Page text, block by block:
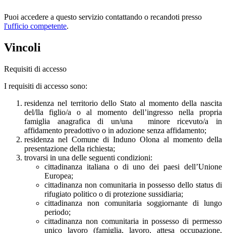
Puoi accedere a questo servizio contattando o recandoti presso
l'ufficio competente.
Vincoli
Requisiti di accesso
I requisiti di accesso sono:
residenza nel territorio dello Stato al momento della nascita
del/lla figlio/a o al momento dell’ingresso nella propria
famiglia anagrafica di un/una minore ricevuto/a in
affidamento preadottivo o in adozione senza affidamento;
residenza nel Comune di Induno Olona al momento della
presentazione della richiesta;
trovarsi in una delle seguenti condizioni:
cittadinanza italiana o di uno dei paesi dell’Unione
Europea;
cittadinanza non comunitaria in possesso dello status di
rifugiato politico o di protezione sussidiaria;
cittadinanza non comunitaria soggiornante di lungo
periodo;
cittadinanza non comunitaria in possesso di permesso
unico lavoro (famiglia, lavoro, attesa occupazione,